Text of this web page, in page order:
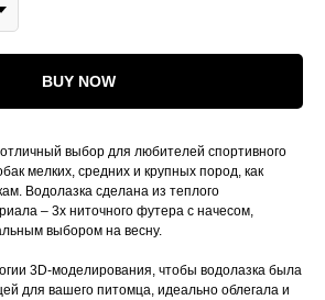
BUY NOW
выбор для любителей спортивного
мелких, средних и крупных пород, как
Водолазка сделана из теплого
– 3х ниточного футера с начесом,
выбором на весну.
3D-моделирования, чтобы водолазка была
для вашего питомца, идеально облегала и